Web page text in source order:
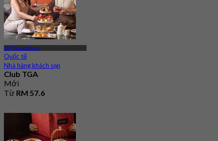
LRT Dang Wangi
Quốc tế
Nhà hàng khách sạn
Club TGA
Mới
Từ RM 57.6